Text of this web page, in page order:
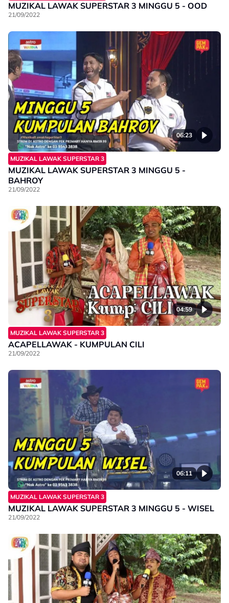
MUZIKAL LAWAK SUPERSTAR 3 MINGGU 5 - OOD
21/09/2022
06:23
MUZIKAL LAWAK SUPERSTAR 3
MUZIKAL LAWAK SUPERSTAR 3 MINGGU 5 -
BAHROY
21/09/2022
04:59
MUZIKAL LAWAK SUPERSTAR 3
ACAPELLAWAK - KUMPULAN CILI
21/09/2022
06:11
MUZIKAL LAWAK SUPERSTAR 3
MUZIKAL LAWAK SUPERSTAR 3 MINGGU 5 - WISEL
21/09/2022